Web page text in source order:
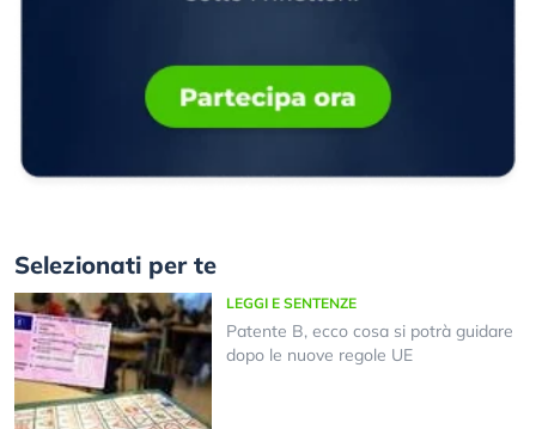
Selezionati per te
LEGGI E SENTENZE
Patente B, ecco cosa si potrà guidare
dopo le nuove regole UE